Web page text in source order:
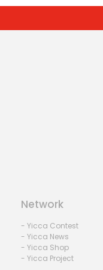
Network
- Yicca Contest
- Yicca News
- Yicca Shop
- Yicca Project